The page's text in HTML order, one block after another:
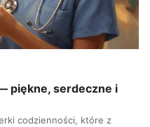
piękne, serdeczne i
codzienności, które z